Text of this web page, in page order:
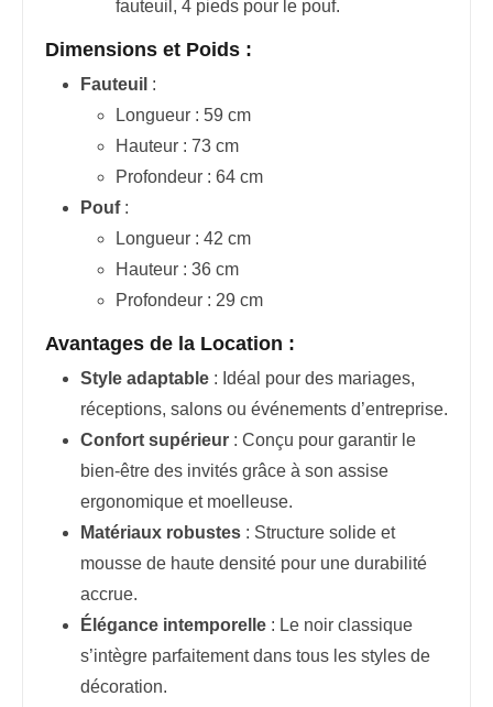
fauteuil, 4 pieds pour le pouf.
Dimensions et Poids :
Fauteuil :
Longueur : 59 cm
Hauteur : 73 cm
Profondeur : 64 cm
Pouf:
Longueur : 42 cm
Hauteur : 36 cm
Profondeur : 29 cm
Avantages de la Location :
Style adaptable : Idéal pour des mariages,
réceptions, salons ou événements d’entreprise.
Confort supérieur : Conçu pour garantir le
bien-être des invités grâce à son assise
ergonomique et moelleuse.
Matériaux robustes : Structure solide et
mousse de haute densité pour une durabilité
accrue.
Élégance intemporelle : Le noir classique
s’intègre parfaitement dans tous les styles de
décoration.